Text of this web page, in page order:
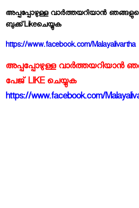
അപ്പപ്പോഴുള്ള വാര്‍ത്തയറിയാന്‍
ബുക്ക്‌Likeചെയ്യുക
https://www.facebook.com/Malayalivartha
അപ്പപ്പോഴുള്ള വാര്‍ത്തയറിയാന്‍
പേജ് LIKE ചെയ്യുക
https://www.facebook.com/